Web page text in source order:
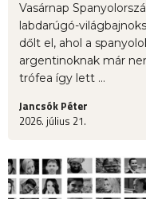
Vasárnap
labdarúgó-
dőlt el, ahol a
argentinoknak már
trófea így lett ...
Jancsók Péter
2026. július 21.